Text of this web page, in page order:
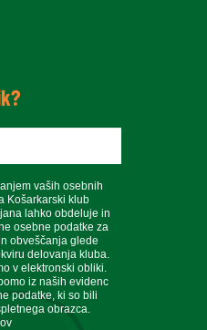
vaših osebnih
Košarkarski klub
lahko obdeluje in
osebne podatke za
obveščanja glede
delovanja kluba.
v elektronski obliki.
iz naših evidenc
podatke, ki so bili
obrazca.